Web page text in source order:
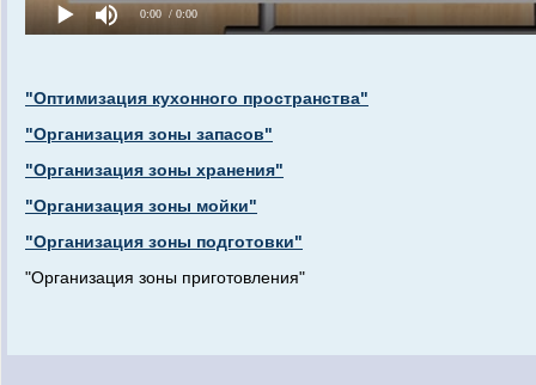
"Оптимизация кухонного пространства"
"Организация зоны запасов"
"Организация зоны хранения"
"Организация зоны мойки"
"Организация зоны подготовки"
"Организация зоны приготовления"